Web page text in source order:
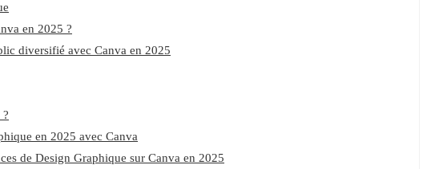
en 2025 ?
diversifié avec Canva en 2025
en 2025 avec Canva
de Design Graphique sur Canva en 2025